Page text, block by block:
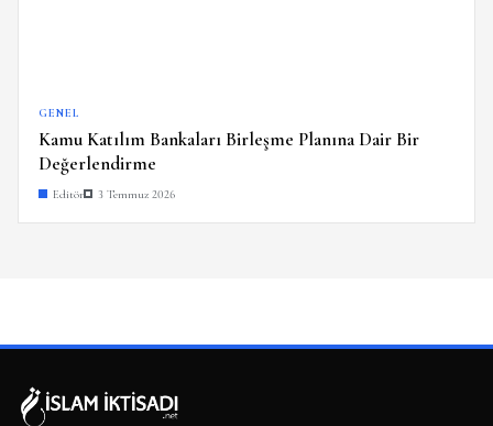
GENEL
Kamu Katılım Bankaları Birleşme Planına Dair Bir
Değerlendirme
Editör 3 Temmuz 2026